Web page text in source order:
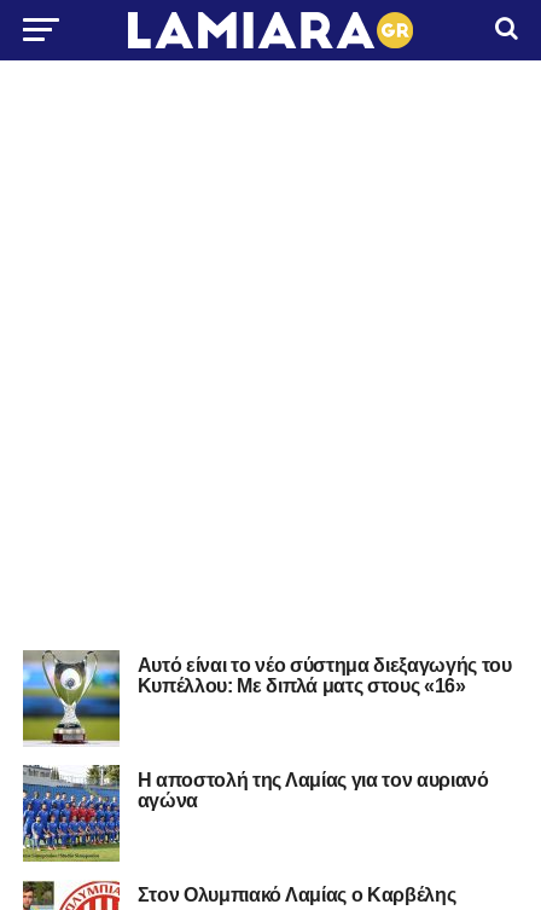
Αυτό είναι το νέο σύστημα διεξαγωγής του
Κυπέλλου: Με διπλά ματς στους «16»
Η αποστολή της Λαμίας για τον αυριανό
αγώνα
Στον Ολυμπιακό Λαμίας ο Καρβέλης